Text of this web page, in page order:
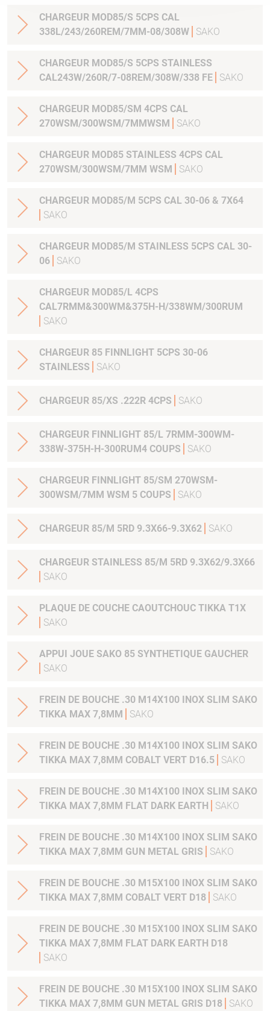
CHARGEUR MOD85/S 5CPS CAL
338L/243/260REM/7MM-08/308W
SAKO
CHARGEUR MOD85/S 5CPS STAINLESS
CAL243W/260R/7-08REM/308W/338 FE
SAKO
CHARGEUR MOD85/SM 4CPS CAL
270WSM/300WSM/7MMWSM
SAKO
CHARGEUR MOD85 STAINLESS 4CPS CAL
270WSM/300WSM/7MM WSM
SAKO
CHARGEUR MOD85/M 5CPS CAL 30-06 & 7X64
SAKO
CHARGEUR MOD85/M STAINLESS 5CPS CAL 30-
06
SAKO
CHARGEUR MOD85/L 4CPS
CAL7RMM&300WM&375H-H/338WM/300RUM
SAKO
CHARGEUR 85 FINNLIGHT 5CPS 30-06
STAINLESS
SAKO
CHARGEUR 85/XS .222R 4CPS SAKO
CHARGEUR FINNLIGHT 85/L 7RMM-300WM-
338W-375H-H-300RUM4 COUPS
SAKO
CHARGEUR FINNLIGHT 85/SM 270WSM-
300WSM/7MM WSM 5 COUPS
SAKO
CHARGEUR 85/M 5RD 9.3X66-9.3X62 SAKO
CHARGEUR STAINLESS 85/M 5RD 9.3X62/9.3X66
SAKO
PLAQUE DE COUCHE CAOUTCHOUC TIKKA T1X
SAKO
APPUI JOUE SAKO 85 SYNTHETIQUE GAUCHER
SAKO
FREIN DE BOUCHE .30 M14X100 INOX SLIM SAKO
TIKKA MAX 7,8MM
SAKO
FREIN DE BOUCHE .30 M14X100 INOX SLIM SAKO
TIKKA MAX 7,8MM COBALT VERT D16.5
SAKO
FREIN DE BOUCHE .30 M14X100 INOX SLIM SAKO
TIKKA MAX 7,8MM FLAT DARK EARTH
SAKO
FREIN DE BOUCHE .30 M14X100 INOX SLIM SAKO
TIKKA MAX 7,8MM GUN METAL GRIS
SAKO
FREIN DE BOUCHE .30 M15X100 INOX SLIM SAKO
TIKKA MAX 7,8MM COBALT VERT D18
SAKO
FREIN DE BOUCHE .30 M15X100 INOX SLIM SAKO
TIKKA MAX 7,8MM FLAT DARK EARTH D18
SAKO
FREIN DE BOUCHE .30 M15X100 INOX SLIM SAKO
TIKKA MAX 7,8MM GUN METAL GRIS D18
SAKO